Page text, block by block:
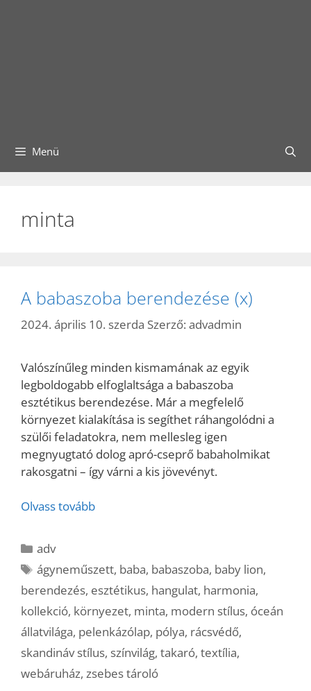
Menü
minta
A babaszoba berendezése (x)
2024. április 10. szerda Szerző: advadmin
Valószínűleg minden kismamának az egyik
legboldogabb elfoglaltsága a babaszoba
esztétikus berendezése. Már a megfelelő
környezet kialakítása is segíthet ráhangolódni a
szülői feladatokra, nem mellesleg igen
megnyugtató dolog apró-cseprő babaholmikat
rakosgatni – így várni a kis jövevényt.
Olvass tovább
Kategória
adv
Címkék
ágyneműszett, baba, babaszoba, baby lion,
berendezés, esztétikus, hangulat, harmonia,
kollekció, környezet, minta, modern stílus, óceán
állatvilága, pelenkázólap, pólya, rácsvédő,
skandináv stílus, színvilág, takaró, textília,
webáruház, zsebes tároló